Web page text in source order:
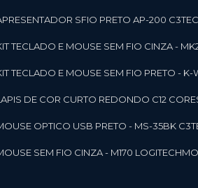
APRESENTADOR SFIO PRETO AP-200
KIT TECLADO E MOUSE SEM FIO CINZA -
KIT TECLADO E MOUSE SEM FIO PRETO -
LAPIS DE COR CURTO REDONDO C12
MOUSE OPTICO USB PRETO - MS-35BK
MOUSE SEM FIO CINZA - M170 LOGITECH